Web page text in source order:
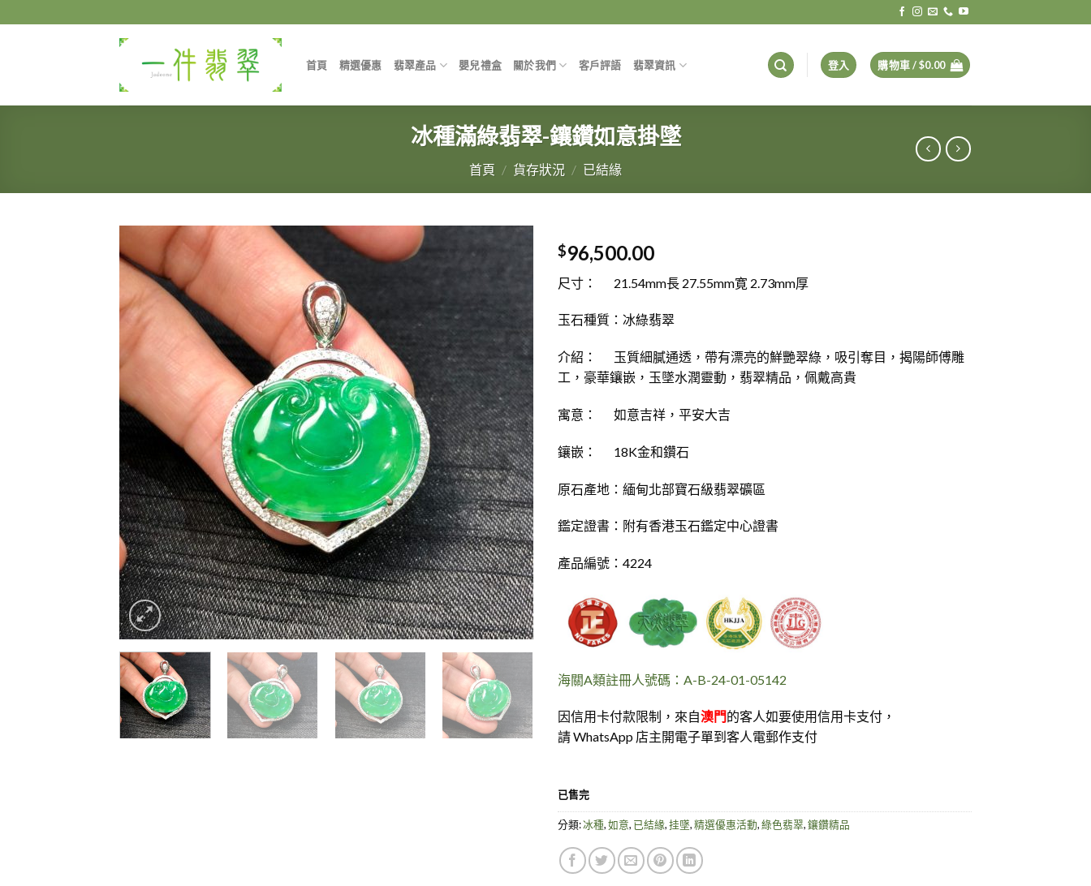
to
首頁 精選優惠 翡翠產品 嬰兒禮盒 關於我們 客戶評語 翡翠資訊 登入 購物車 /$0.00
冰種滿綠翡翠-鑲鑽如意掛墜
首頁 / 貨存狀況 / 已結緣
$96,500.00
尺寸： 21.54mm長 27.55mm寛 2.73mm厚
玉石種質：冰綠翡翠
介紹： 玉質細膩通透，帶有漂亮的鮮艷翠綠，吸引奪目，揭陽師傅雕
工，豪華鑲嵌，玉墜水潤靈動，翡翠精品，佩戴高貴
寓意： 如意吉祥，平安大吉
鑲嵌： 18K金和鑽石
原石產地：緬甸北部寶石級翡翠礦區
鑑定證書：附有香港玉石鑑定中心證書
產品編號：4224
海關A類註冊人號碼：A-B-24-01-05142
因信用卡付款限制，來自澳門的客人如要使用信用卡支付，
請 WhatsApp 店主開電子單到客人電郵作支付
已售完
分類:冰種,如意, 已結緣,挂墜,精選優惠活動,綠色翡翠,鑲鑽精品